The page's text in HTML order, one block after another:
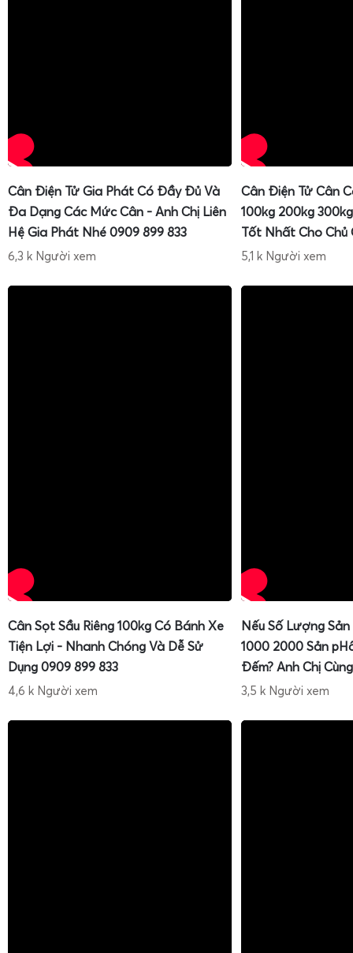
Cân Điện Tử Gia Phát Có Đầy Đủ Và
Đa Dạng Các Mức Cân - Anh Chị Liên
Hệ Gia Phát Nhé 0909 899 833
6,3 k Người xem
Cân Điện Tử Cân
100kg 200kg
Tốt Nhất Cho Chủ
5,1 k Người xem
Cân Sọt Sầu Riêng 100kg Có Bánh Xe
Tiện Lợi - Nhanh Chóng Và Dễ Sử
Dụng 0909 899 833
4,6 k Người xem
Nếu Số Lượng
1000 2000 Sản
Đếm? Anh Chị
3,5 k Người xem